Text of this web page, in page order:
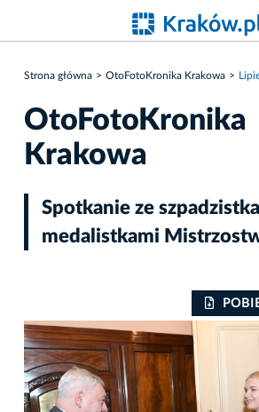
Strona główna OtoFotoKronika Krakowa
OtoFotoKronika
Krakowa
Spotkanie ze
medalistkami